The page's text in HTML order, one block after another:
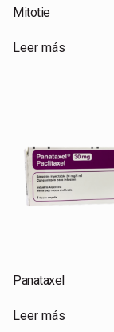
Mitotie
Leer más
Panataxel
Leer más